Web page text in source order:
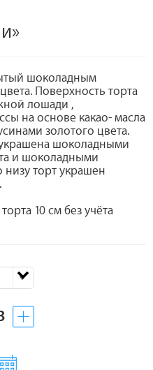
шоколадным
Поверхность торта
лошади ,
на основе какао- масла
золотого цвета.
шоколадными
и шоколадными
низу торт украшен
10 см без учёта